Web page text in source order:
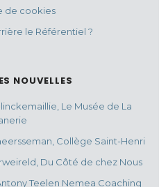
de cookies
le Référentiel ?
NOUVELLES
Le Musée de La
Collège Saint-Henri
Du Côté de chez Nous
Teelen Nemea Coaching